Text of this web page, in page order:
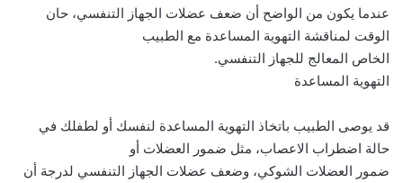
عندما يكون من الواضح أن ضعف عضلات الجهاز التنفسي، حان
الوقت لمناقشة التهوية المساعدة مع الطبيب
الخاص المعالج للجهاز التنفسي.
التهوية المساعدة
قد يوصى الطبيب باتخاذ التهوية المساعدة لنفسك أو لطفلك في
حالة اضطراب الاعصاب، مثل ضمور العضلات أو
ضمور العضلات الشوكي، وضعف عضلات الجهاز التنفسي لدرجة أن